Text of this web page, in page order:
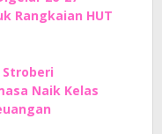
Rangkaian HUT
Stroberi
Naik Kelas